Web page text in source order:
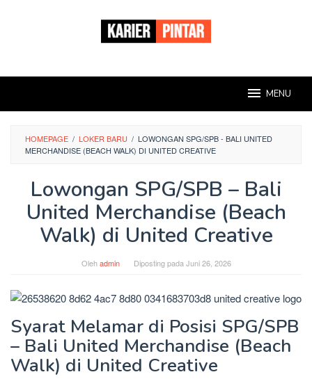
MENU
HOMEPAGE / LOKER BARU / LOWONGAN SPG/SPB - BALI UNITED
MERCHANDISE (BEACH WALK) DI UNITED CREATIVE
Lowongan SPG/SPB – Bali
United Merchandise (Beach
Walk) di United Creative
Olehadmin Diposting pada Juni 26, 2026
Syarat Melamar di Posisi SPG/SPB
– Bali United Merchandise (Beach
Walk) di United Creative